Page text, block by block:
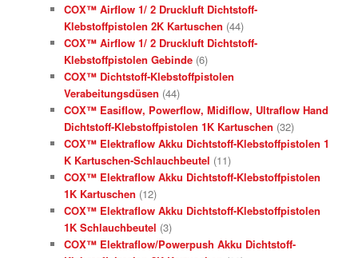
COX™ Airflow 1/ 2 Druckluft Dichtstoff-
Klebstoffpistolen 2K Kartuschen (44)
COX™ Airflow 1/ 2 Druckluft Dichtstoff-
Klebstoffpistolen Gebinde (6)
COX™ Dichtstoff-Klebstoffpistolen
Verabeitungsdüsen (44)
COX™ Easiflow, Powerflow, Midiflow, Ultraflow Hand
Dichtstoff-Klebstoffpistolen 1K Kartuschen (32)
COX™ Elektraflow Akku Dichtstoff-Klebstoffpistolen 1
K Kartuschen-Schlauchbeutel (11)
COX™ Elektraflow Akku Dichtstoff-Klebstoffpistolen
1K Kartuschen (12)
COX™ Elektraflow Akku Dichtstoff-Klebstoffpistolen
1K Schlauchbeutel (3)
COX™ Elektraflow/Powerpush Akku Dichtstoff-